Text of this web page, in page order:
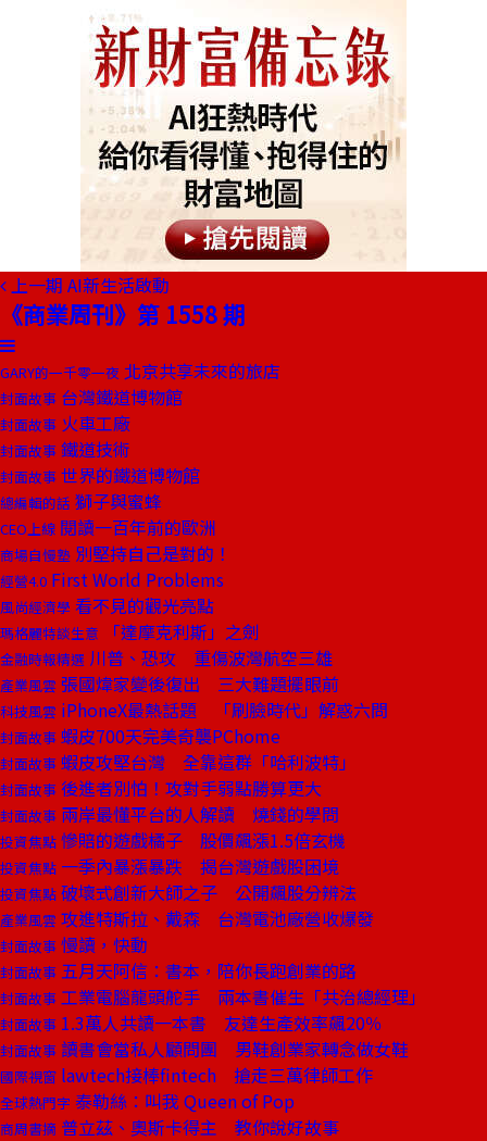
上一期 AI新生活啟動
《商業周刊》第 1558 期
GARY的一千零一夜 北京共享未來的旅店
封面故事 台灣鐵道博物館
封面故事 火車工廠
封面故事 鐵道技術
封面故事 世界的鐵道博物館
總編輯的話 獅子與蜜蜂
CEO上線 閱讀一百年前的歐洲
商場自慢塾 別堅持自己是對的！
經營4.0 First World Problems
風尚經濟學 看不見的觀光亮點
瑪格麗特談生意 「達摩克利斯」之劍
金融時報精選 川普、恐攻 重傷波灣航空三雄
產業風雲 張國煒家變後復出 三大難題擺眼前
科技風雲 iPhoneX最熱話題 「刷臉時代」解惑六問
封面故事 蝦皮700天完美奇襲PChome
封面故事 蝦皮攻堅台灣 全靠這群「哈利波特」
封面故事 後進者別怕！攻對手弱點勝算更大
封面故事 兩岸最懂平台的人解讀 燒錢的學問
投資焦點 慘賠的遊戲橘子 股價飆漲1.5倍玄機
投資焦點 一季內暴漲暴跌 揭台灣遊戲股困境
投資焦點 破壞式創新大師之子 公開飆股分辨法
產業風雲 攻進特斯拉、戴森 台灣電池廠營收爆發
封面故事 慢讀，快動
封面故事 五月天阿信：書本，陪你長跑創業的路
封面故事 工業電腦龍頭舵手 兩本書催生「共治總經理」
封面故事 1.3萬人共讀一本書 友達生產效率飆20％
封面故事 讀書會當私人顧問團 男鞋創業家轉念做女鞋
國際視窗 lawtech接棒fintech 搶走三萬律師工作
全球熱門字 泰勒絲：叫我 Queen of Pop
商周書摘 普立茲、奧斯卡得主 教你說好故事